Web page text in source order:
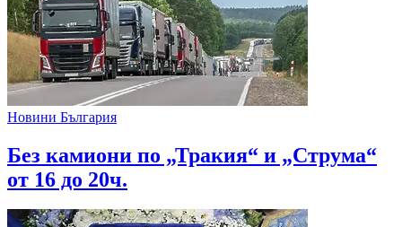
Новини България
Без камиони по „Тракия“ и „Струма“
от 16 до 20ч.